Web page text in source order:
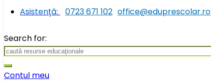
Asistenţă:
0723 671 102 office@eduprescolar.ro
Search for:
Contul meu